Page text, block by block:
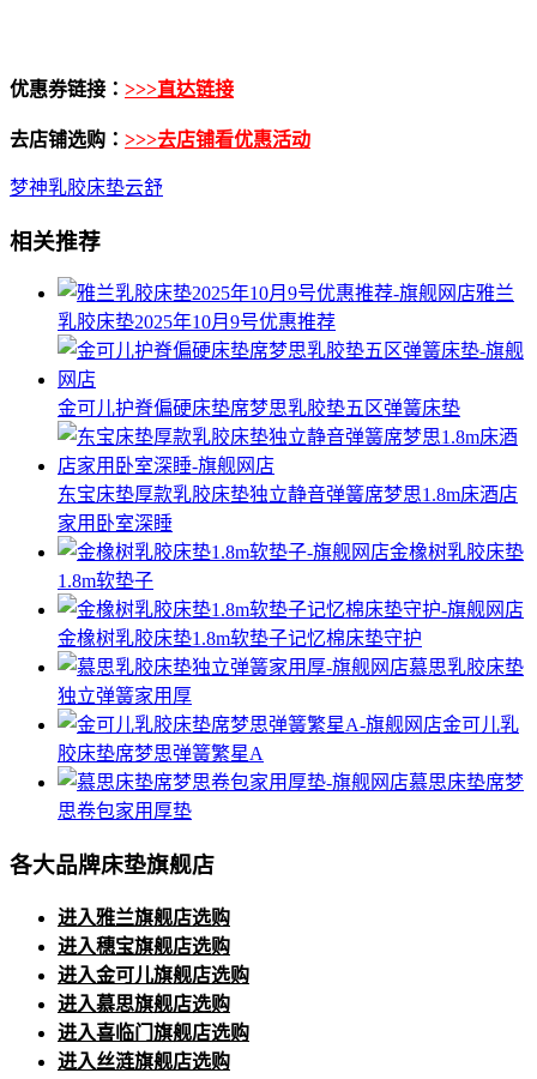
优惠券链接： >>>直达链接
去店铺选购： >>>去店铺看优惠活动
梦神乳胶床垫云舒
相关推荐
雅兰
乳胶床垫2025年10月9号优惠推荐
金可儿护脊偏硬床垫席梦思乳胶垫五区弹簧床垫
东宝床垫厚款乳胶床垫独立静音弹簧席梦思1.8m床酒店
家用卧室深睡
金橡树乳胶床垫
1.8m软垫子
金橡树乳胶床垫1.8m软垫子记忆棉床垫守护
慕思乳胶床垫
独立弹簧家用厚
金可儿乳
胶床垫席梦思弹簧繁星A
慕思床垫席梦
思卷包家用厚垫
各大品牌床垫旗舰店
进入雅兰旗舰店选购
进入穗宝旗舰店选购
进入金可儿旗舰店选购
进入慕思旗舰店选购
进入喜临门旗舰店选购
进入丝涟旗舰店选购